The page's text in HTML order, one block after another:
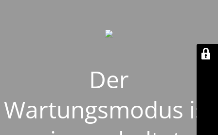
Der
Wartungsmodus ist